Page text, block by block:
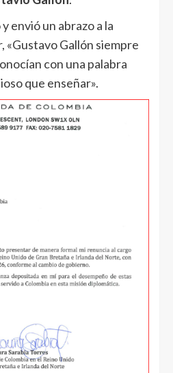
envió un abrazo a la
«Gustavo Gallón siempre
con una palabra
que enseñar».